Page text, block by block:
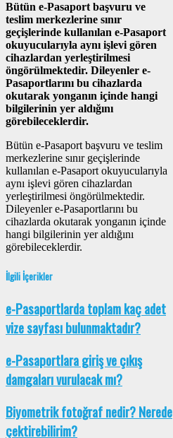
Bütün e-Pasaport başvuru ve
teslim merkezlerine sınır
geçişlerinde kullanılan e-Pasaport
okuyucularıyla aynı işlevi gören
cihazlardan yerleştirilmesi
öngörülmektedir. Dileyenler e-
Pasaportlarını bu cihazlarda
okutarak yonganın içinde hangi
bilgilerinin yer aldığını
görebileceklerdir.
Bütün e-Pasaport başvuru ve teslim
merkezlerine sınır geçişlerinde
kullanılan e-Pasaport okuyucularıyla
aynı işlevi gören cihazlardan
yerleştirilmesi öngörülmektedir.
Dileyenler e-Pasaportlarını bu
cihazlarda okutarak yonganın içinde
hangi bilgilerinin yer aldığını
görebileceklerdir.
İlgili İçerikler
e-Pasaportlarda toplam kaç adet
vize sayfası bulunmaktadır?
e-Pasaportlara giriş ve çıkış
damgaları vurulacak mı?
Biyometrik fotoğraf nedir? Nerede
çektirebilirim?